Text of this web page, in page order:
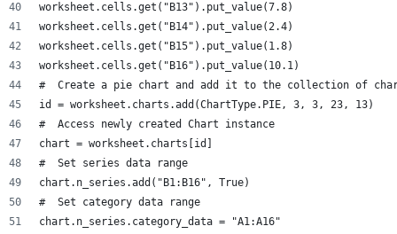
worksheet.cells.get("B13").put_value(7.8)
worksheet.cells.get("B14").put_value(2.4)
worksheet.cells.get("B15").put_value(1.8)
worksheet.cells.get("B16").put_value(10.1)
#  Create a pie chart and add it to the collection of
id = worksheet.charts.add(ChartType.PIE, 3, 3, 23, 13)
#  Access newly created Chart instance
chart = worksheet.charts[id]
#  Set series data range
chart.n_series.add("B1:B16", True)
#  Set category data range
chart.n_series.category_data = "A1:A16"